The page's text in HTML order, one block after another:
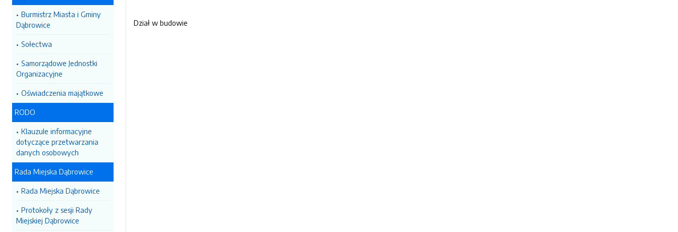
Burmistrz Miasta i Gminy
Dąbrowice
Sołectwa
Samorządowe Jednostki
Organizacyjne
Oświadczenia majątkowe
RODO
Klauzule informacyjne
dotyczące przetwarzania
danych osobowych
Rada Miejska Dąbrowice
Rada Miejska Dąbrowice
Protokoły z sesji Rady
Miejskiej Dąbrowice
Dział w budowie